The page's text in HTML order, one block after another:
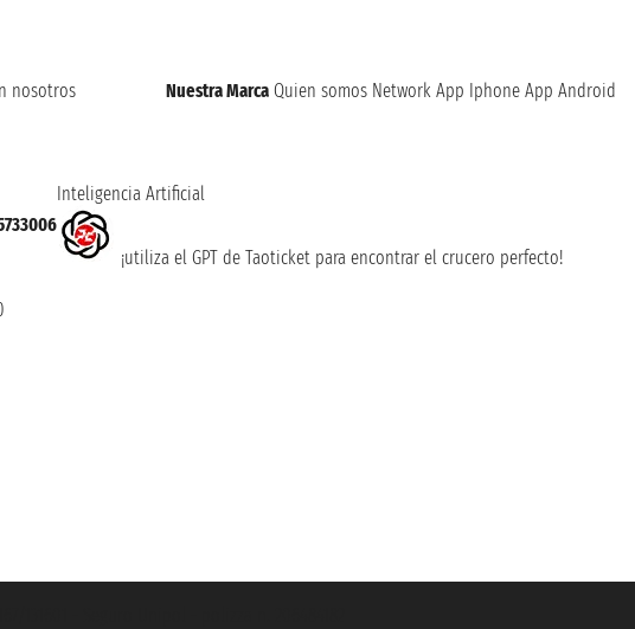
nosotros Nuestra Marca Quien somos Network App Iphone App Android
Inteligencia Artificial
¡utiliza el GPT de Taoticket para encontrar el crucero perfecto!